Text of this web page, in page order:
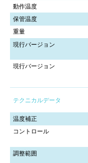
動作温度
保管温度
重量
現行バージョン
現行バージョン
テクニカルデータ
温度補正
コントロール
調整範囲